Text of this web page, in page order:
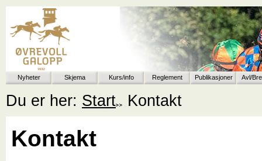
Nyheter Skjema Kurs/info Reglement Publikasjoner Avl/
Du er her: Start Kontakt
Kontakt